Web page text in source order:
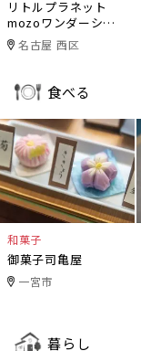
リトルプラネット
mozoワンダーシテ
ィ 名古屋 西区
食べる
和菓子
御菓子司亀屋
一宮市
暮らし